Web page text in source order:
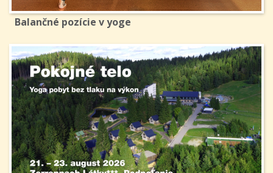
Balančné pozície v yoge